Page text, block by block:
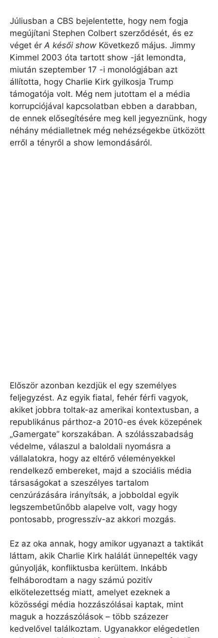
Júliusban a CBS bejelentette, hogy nem fogja
megújítani Stephen Colbert szerződését, és ez
véget érA késői show Következő május. Jimmy
Kimmel 2003 óta tartott show -ját lemondta,
miután szeptember 17 -i monológjában azt
állította, hogy Charlie Kirk gyilkosja Trump
támogatója volt. Még nem jutottam el a média
korrupciójával kapcsolatban ebben a darabban,
de ennek elősegítésére meg kell jegyeznünk, hogy
néhány médialletnek még nehézségekbe ütközött
erről a tényről a show lemondásáról.
Először azonban kezdjük el egy személyes
feljegyzést. Az egyik fiatal, fehér férfi vagyok,
akiket jobbra toltak-az amerikai kontextusban, a
republikánus párthoz-a 2010-es évek közepének
„Gamergate” korszakában. A szólásszabadság
védelme, válaszul a baloldali nyomásra a
vállalatokra, hogy az eltérő véleményekkel
rendelkező embereket, majd a szociális média
társaságokat a szeszélyes tartalom
cenzúrázására irányítsák, a jobboldal egyik
legszembetűnőbb alapelve volt, vagy hogy
pontosabb, progresszív-az akkori mozgás.
Ez az oka annak, hogy amikor ugyanazt a taktikát
láttam, akik Charlie Kirk halálát ünnepelték vagy
gúnyolják, konfliktusba kerültem. Inkább
felháborodtam a nagy számú pozitív
elkötelezettség miatt, amelyet ezeknek a
közösségi média hozzászólásai kaptak, mint
maguk a hozzászólások – több százezer
kedvelővel találkoztam. Ugyanakkor elégedetlen